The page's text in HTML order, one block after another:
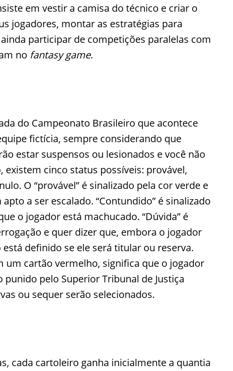
em vestir a camisa do técnico e criar o
jogadores, montar as estratégias para
participar de competições paralelas com
no fantasy game.
do Campeonato Brasileiro que acontece
fictícia, sempre considerando que
estar suspensos ou lesionados e você não
cinco status possíveis: provável,
O “provável” é sinalizado pela cor verde e
a ser escalado. “Contundido” é sinalizado
o jogador está machucado. “Dúvida” é
e quer dizer que, embora o jogador
definido se ele será titular ou reserva.
um cartão vermelho, significa que o jogador
pelo Superior Tribunal de Justiça
ou sequer serão selecionados.
cada cartoleiro ganha inicialmente a quantia